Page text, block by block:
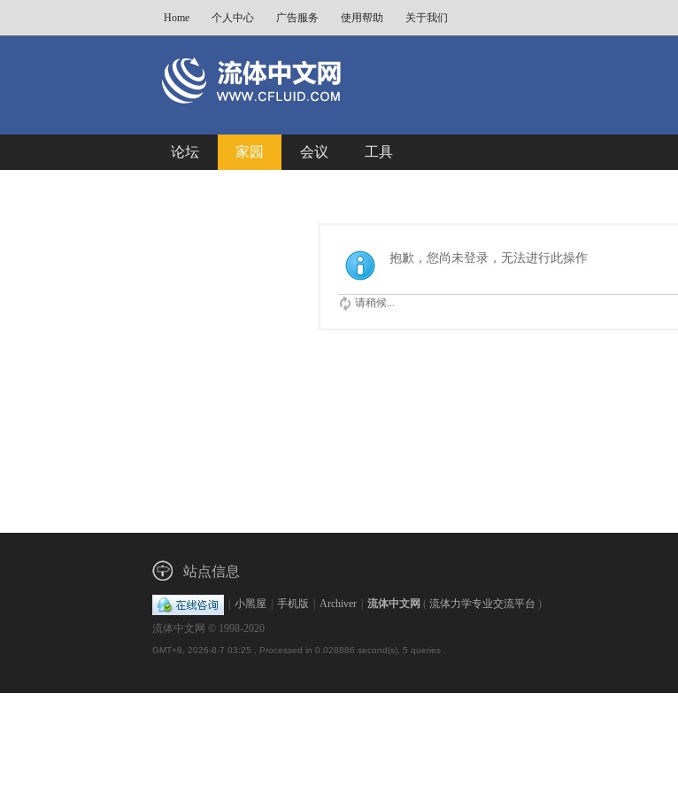
Home 个人中心 广告服务 使用帮助 关于我们
论坛 家园 会议 工具
抱歉，您尚未登录，无法进行此操作
请稍候...
站点信息
小黑屋 手机版 Archiver 流体中文网 ( 流体力学专业交流平台 )
流体中文网 © 1998-2020
GMT+8, 2026-8-7 03:25 , Processed in 0.028886 second(s), 5 queries .